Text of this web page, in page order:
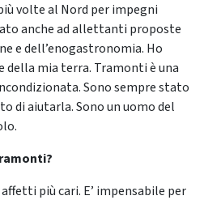
volte al Nord per impegni
anche ad allettanti proposte
e dell’enogastronomia. Ho
mia terra. Tramonti è una
Sono sempre stato
di aiutarla. Sono un uomo del
più cari. E’ impensabile per